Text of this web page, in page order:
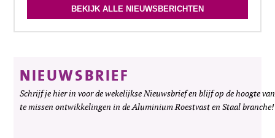
BEKIJK ALLE NIEUWSBERICHTEN
NIEUWSBRIEF
Schrijf je hier in voor de wekelijkse Nieuwsbrief en blijf op de hoogte
te missen ontwikkelingen in de Aluminium Roestvast en Staal branche!